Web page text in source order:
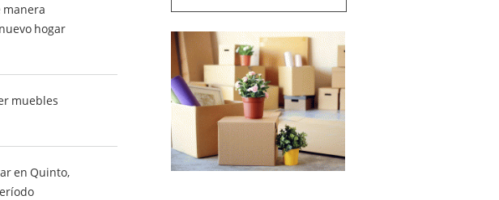
manera
hogar
muebles
en Quinto,